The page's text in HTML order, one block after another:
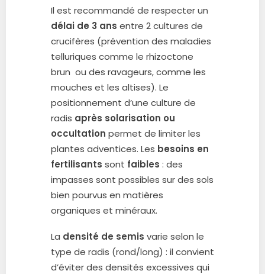
Il est recommandé de respecter un
délai de 3 ans entre 2 cultures de
crucifères (prévention des maladies
telluriques comme le rhizoctone
brun ou des ravageurs, comme les
mouches et les altises). Le
positionnement d’une culture de
radis après solarisation ou
occultation permet de limiter les
plantes adventices. Les besoins en
fertilisants sont faibles : des
impasses sont possibles sur des sols
bien pourvus en matières
organiques et minéraux.
La densité de semis varie selon le
type de radis (rond/long) : il convient
d’éviter des densités excessives qui